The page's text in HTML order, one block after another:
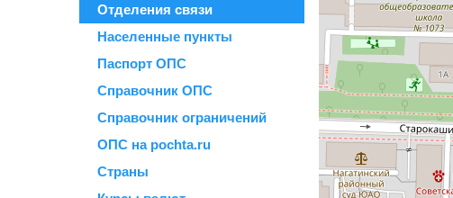
Отделения связи
Населенные пункты
Паспорт ОПС
Справочник ОПС
Справочник ограничений
ОПС на pochta.ru
Страны